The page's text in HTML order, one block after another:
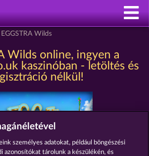
EGGSTRA Wilds
Wilds online, ingyen a
kaszinóban - letöltés és
nélkül!
személyes adatokat, például böngészési
azonosítókat tárolunk a készülékén, és